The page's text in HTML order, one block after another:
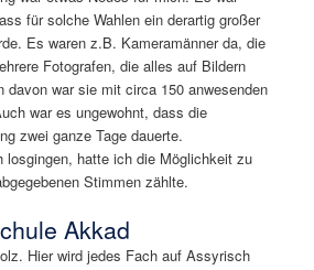
für solche Wahlen ein derartig großer
Es waren z.B. Kameramänner da, die
Fotografen, die alles auf Bildern
davon war sie mit circa 150 anwesenden
war es ungewohnt, dass die
zwei ganze Tage dauerte.
losgingen, hatte ich die Möglichkeit zu
Stimmen zählte.
Akkad
Hier wird jedes Fach auf Assyrisch